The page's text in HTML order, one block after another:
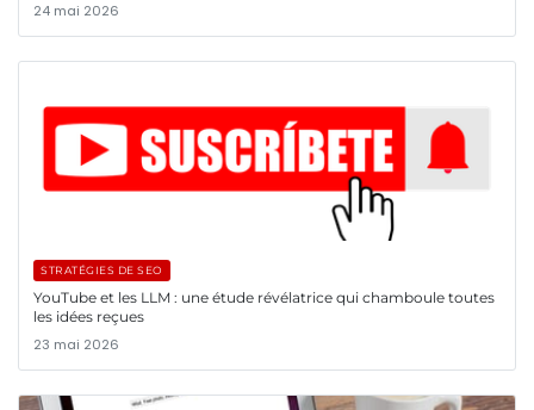
24 mai 2026
STRATÉGIES DE SEO
YouTube et les LLM : une étude révélatrice qui chamboule toutes
les idées reçues
23 mai 2026